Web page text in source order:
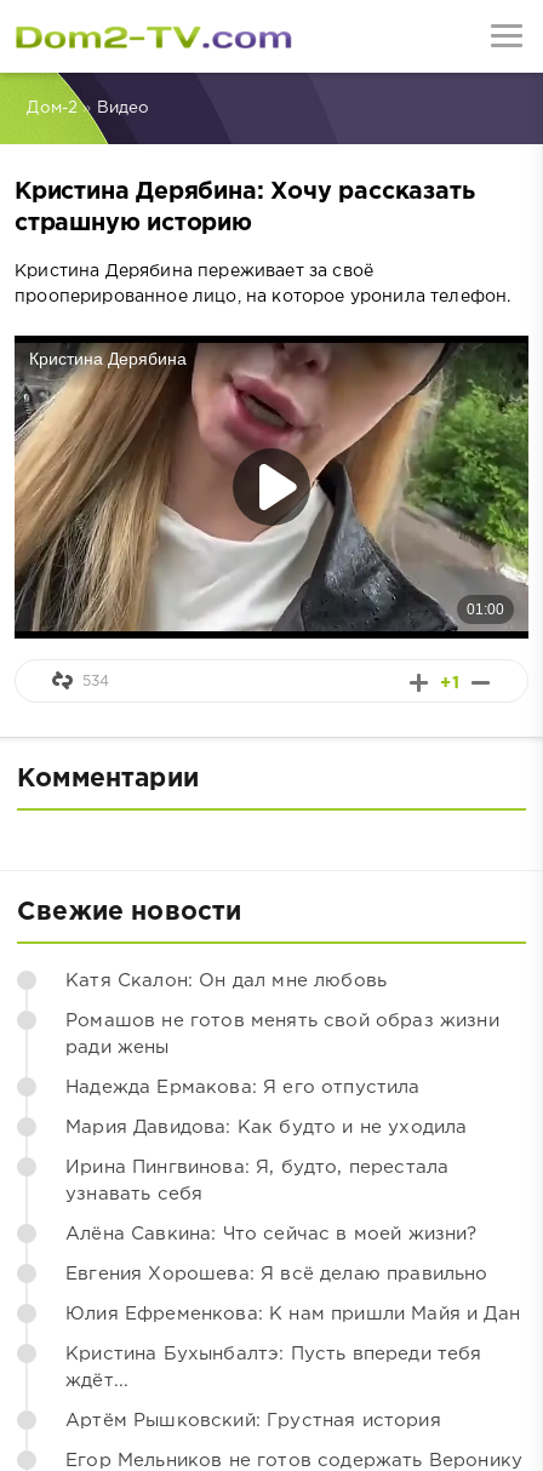
Дом-2» Видео
Кристина Дерябина: Хочу рассказать
страшную историю
Кристина Дерябина переживает за своё
прооперированное лицо, на которое уронила телефон.
+1
534
Комментарии
Свежие новости
Катя Скалон: Он дал мне любовь
Ромашов не готов менять свой образ жизни
ради жены
Надежда Ермакова: Я его отпустила
Мария Давидова: Как будто и не уходила
Ирина Пингвинова: Я, будто, перестала
узнавать себя
Алёна Савкина: Что сейчас в моей жизни?
Евгения Хорошева: Я всё делаю правильно
Юлия Ефременкова: К нам пришли Майя и Дан
Кристина Бухынбалтэ: Пусть впереди тебя
ждёт...
Артём Рышковский: Грустная история
Егор Мельников не готов содержать Веронику